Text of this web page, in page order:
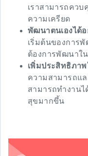
เราสามารถคว
ความเครียด
พัฒนาตนเองได้อ
เริ่มต้นของการพั
ต้องการพัฒนาใ
เพิ่มประสิทธิภา
ความสามารถแล
สามารถทำงาน
สุขมากขึ้น